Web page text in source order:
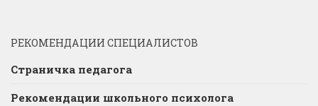
РЕКОМЕНДАЦИИ СПЕЦИАЛИСТОВ
Страничка педагога
Рекомендации школьного психолога